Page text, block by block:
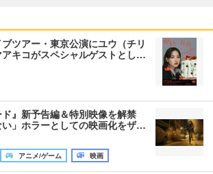
ツアー・東京公演にユウ（チリ
アキコがスペシャルゲストとし…
』新予告編＆特別映像を解禁
い」ホラーとしての映画化をザ…
アニメ/ゲーム 映画